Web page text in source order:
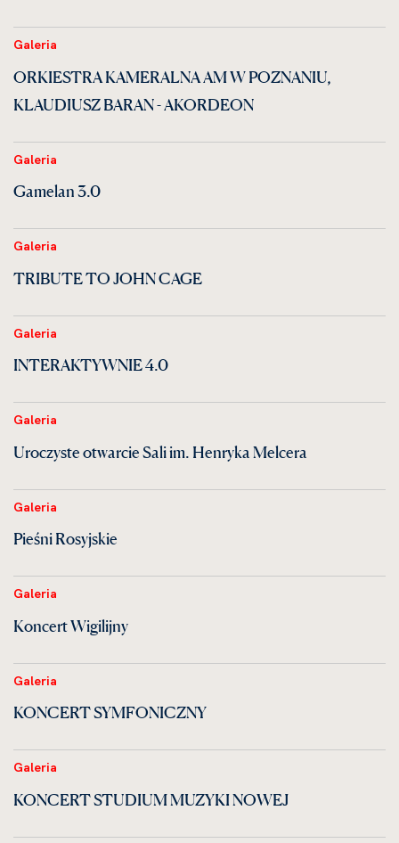
Galeria
ORKIESTRA KAMERALNA AM W POZNANIU,
KLAUDIUSZ BARAN - AKORDEON
Galeria
Gamelan 3.0
Galeria
TRIBUTE TO JOHN CAGE
Galeria
INTERAKTYWNIE 4.0
Galeria
Uroczyste otwarcie Sali im. Henryka Melcera
Galeria
Pieśni Rosyjskie
Galeria
Koncert Wigilijny
Galeria
KONCERT SYMFONICZNY
Galeria
KONCERT STUDIUM MUZYKI NOWEJ